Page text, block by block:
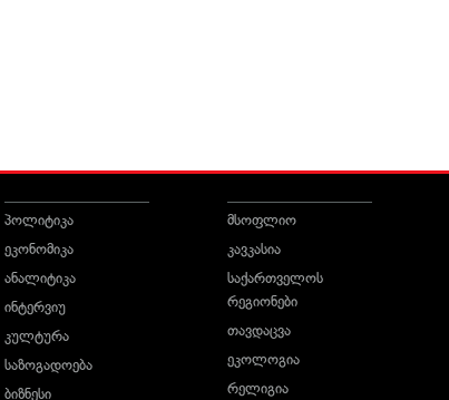
პოლიტიკა
ეკონომიკა
ანალიტიკა
ინტერვიუ
კულტურა
საზოგადოება
ბიზნესი
მსოფლიო
კავკასია
საქართველოს
რეგიონები
თავდაცვა
ეკოლოგია
რელიგია